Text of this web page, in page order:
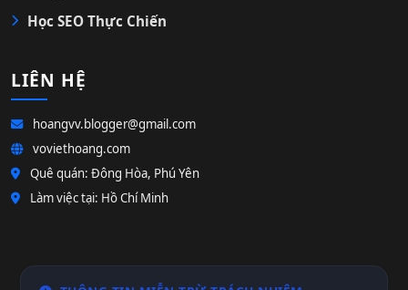
Học SEO Thực Chiến
LIÊN HỆ
hoangvv.blogger@gmail.com
voviethoang.com
Quê quán: Đông Hòa, Phú Yên
Làm việc tại: Hồ Chí Minh